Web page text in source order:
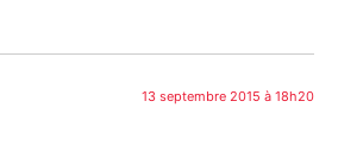
13 septembre 2015 à 18h20